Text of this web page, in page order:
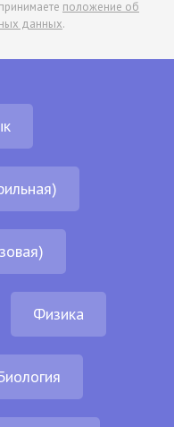
положение об
данных.
Физика